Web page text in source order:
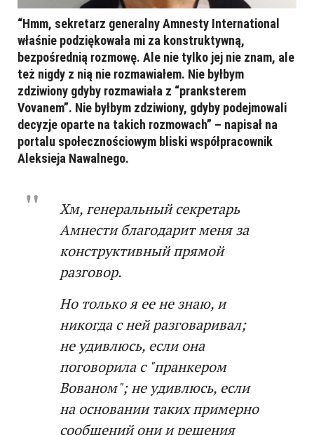
“Hmm, sekretarz generalny Amnesty International
właśnie podziękowała mi za konstruktywną,
bezpośrednią rozmowę. Ale nie tylko jej nie znam, ale
też nigdy z nią nie rozmawiałem. Nie byłbym
zdziwiony gdyby rozmawiała z “pranksterem
Vovanem”. Nie byłbym zdziwiony, gdyby podejmowali
decyzje oparte na takich rozmowach” – napisał na
portalu społecznościowym bliski współpracownik
Aleksieja Nawalnego.
Хм, генеральный секретарь
Амнести благодарит меня за
конструктивный прямой
разговор.
Но только я ее не знаю, и
никогда с ней разговаривал;
не удивлюсь, если она
поговорила с "пранкером
Вованом"; не удивлюсь, если
на основании таких примерно
сообщений они и решения